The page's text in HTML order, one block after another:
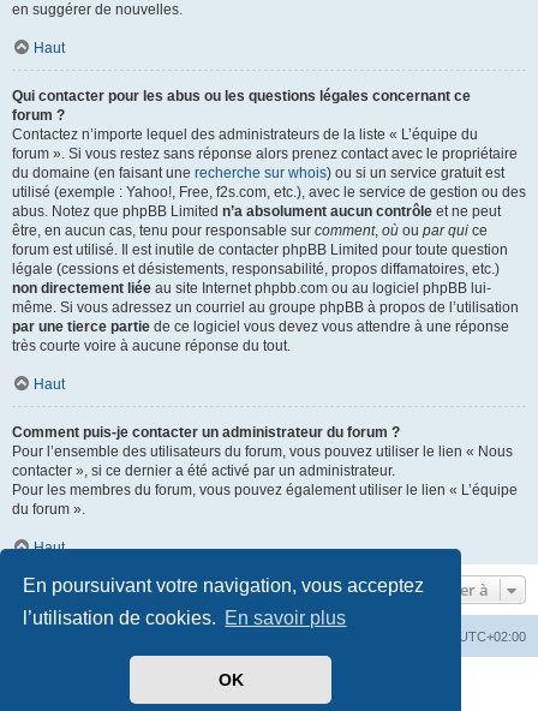
En poursuivant votre navigation, vous acceptez
l’utilisation de cookies. En savoir plus
OK
en suggérer de nouvelles.
Haut
Qui contacter pour les abus ou les questions légales concernant ce
forum ?
Contactez n’importe lequel des administrateurs de la liste « L’équipe du
forum ». Si vous restez sans réponse alors prenez contact avec le propriétaire
du domaine (en faisant une recherche sur whois) ou si un service gratuit est
utilisé (exemple : Yahoo!, Free, f2s.com, etc.), avec le service de gestion ou des
abus. Notez que phpBB Limited n’a absolument aucun contrôle et ne peut
être, en aucun cas, tenu pour responsable sur comment, où ou par qui ce
forum est utilisé. Il est inutile de contacter phpBB Limited pour toute question
légale (cessions et désistements, responsabilité, propos diffamatoires, etc.)
non directement liée au site Internet phpbb.com ou au logiciel phpBB lui-
même. Si vous adressez un courriel au groupe phpBB à propos de l’utilisation
par une tierce partie de ce logiciel vous devez vous attendre à une réponse
très courte voire à aucune réponse du tout.
Haut
Comment puis-je contacter un administrateur du forum ?
Pour l’ensemble des utilisateurs du forum, vous pouvez utiliser le lien « Nous
contacter », si ce dernier a été activé par un administrateur.
Pour les membres du forum, vous pouvez également utiliser le lien « L’équipe
du forum ».
Haut
Aller à
UTC+02:00
phpBB ® Forum Software © phpBB Limited
phpBB-fr.com